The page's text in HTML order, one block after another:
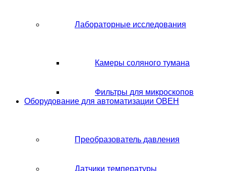
Лабораторные исследования
Камеры соляного тумана
Фильтры для микроскопов
Оборудование для автоматизации ОВЕН
Преобразователь давления
Датчики температуры